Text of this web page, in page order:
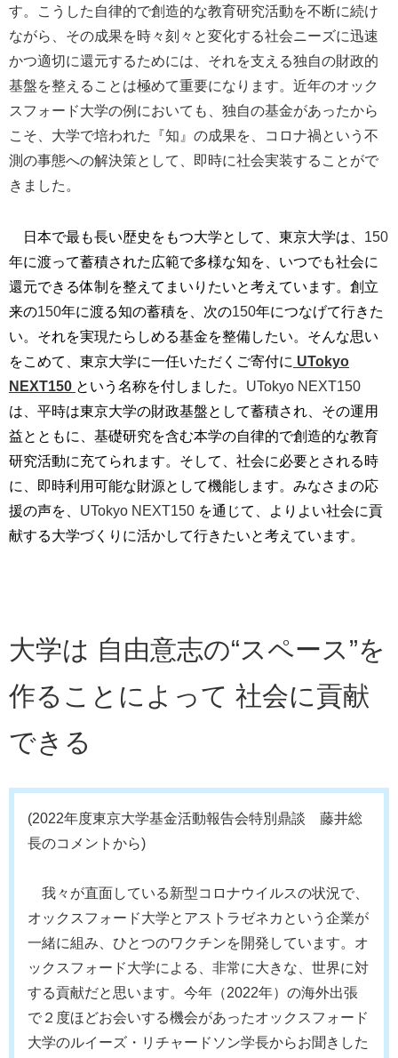
す。こうした 自律的で創造的な教育研究活動を不断に続け
ながら、その成果を時々刻々 と変化する社会ニーズに迅速
かつ適切に還元するためには、それを支える独自の財政的
基盤を整えることは極めて重要になります。近年のオック
スフォード大学の例においても、独自の基金があったから
こそ、大学で培われた『知』の成果を、コロナ禍という不
測の事態への解決策として、即時に社会実装することがで
きました。
日本で最も長い歴史をもつ大学として、東京大学は、 150
年に渡って蓄積された広範で多様な知を、いつでも社会に
還元できる体制を整えてまいりたいと考えています。創立
来の150年に渡る知の蓄積を、次の150年につなげて行きた
い。それを実現たらしめる基金を整備したい。そんな思い
をこめて、東京大学に一任いただくご寄付に UTokyo
NEXT150 という名称を付しました。 UTokyo NEXT150
は、平時は東京大学の財政基盤として蓄積され、その運用
益とともに、基礎研究を含む本学の自律的で創造的な教育
研究活動に充てられます。そして、社会に必要とされる時
に、即時利用可能な財源として機能します。みなさまの応
援の声を、 UTokyo NEXT150 を通じて、よりよい社会に貢
献する大学づくりに活かして行きたいと考えています。
大学は 自由意志の“スペース”を
作ることによって 社会に貢献
できる
(2022年度東京大学基金活動報告会特別鼎談 藤井総
長のコメントから)
我々が直面している新型コロナウイルスの状況で、
オックスフォード大学とアストラゼネカという企業が
一緒に組み、ひとつのワクチンを開発しています。オ
ックスフォード大学による、非常に大きな、世界に対
する貢献だと思います。今年（2022年）の海外出張
で２度ほどお会いする機会があったオックスフォード
大学のルイーズ・リチャードソン学長からお聞きした